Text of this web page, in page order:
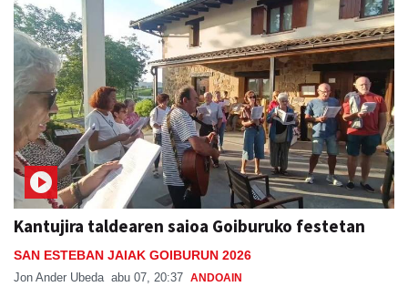
Kantujira taldearen saioa Goiburuko festetan
SAN ESTEBAN JAIAK GOIBURUN 2026
Jon Ander Ubeda